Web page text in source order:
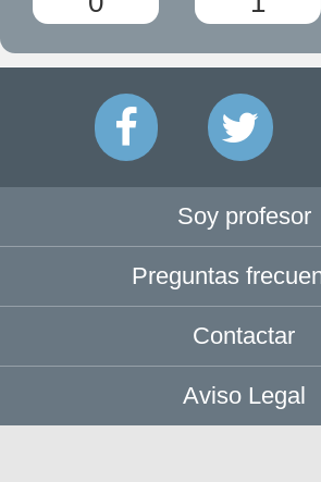
Soy profesor
Preguntas
Contactar
Aviso Legal